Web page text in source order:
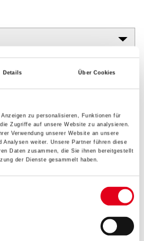
Details Über Cookies
zu personalisieren, Funktionen für
Zugriffe auf unsere Website zu analysieren.
Verwendung unserer Website an unsere
Analysen weiter. Unsere Partner führen diese
Daten zusammen, die Sie ihnen bereitgestellt
der Dienste gesammelt haben.